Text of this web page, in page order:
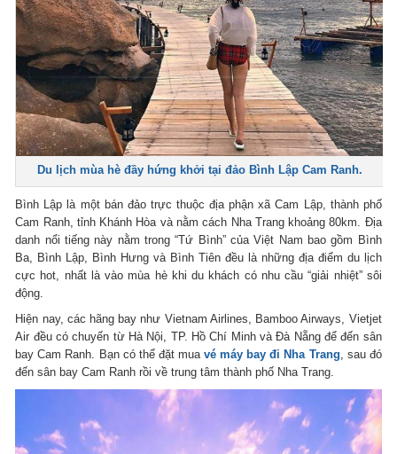
Du lịch mùa hè đầy hứng khởi tại đảo Bình Lập Cam Ranh.
Bình Lập là một bán đảo trực thuộc địa phận xã Cam Lập, thành phố
Cam Ranh, tỉnh Khánh Hòa và nằm cách Nha Trang khoảng 80km. Địa
danh nổi tiếng này nằm trong “Tứ Bình” của Việt Nam bao gồm Bình
Ba, Bình Lập, Bình Hưng và Bình Tiên đều là những địa điểm du lịch
cực hot, nhất là vào mùa hè khi du khách có nhu cầu “giải nhiệt” sôi
động.
Hiện nay, các hãng bay như Vietnam Airlines, Bamboo Airways, Vietjet
Air đều có chuyến từ Hà Nội, TP. Hồ Chí Minh và Đà Nẵng để đến sân
bay Cam Ranh. Bạn có thể đặt muavé máy bay đi Nha Trang, sau đó
đến sân bay Cam Ranh rồi về trung tâm thành phố Nha Trang.